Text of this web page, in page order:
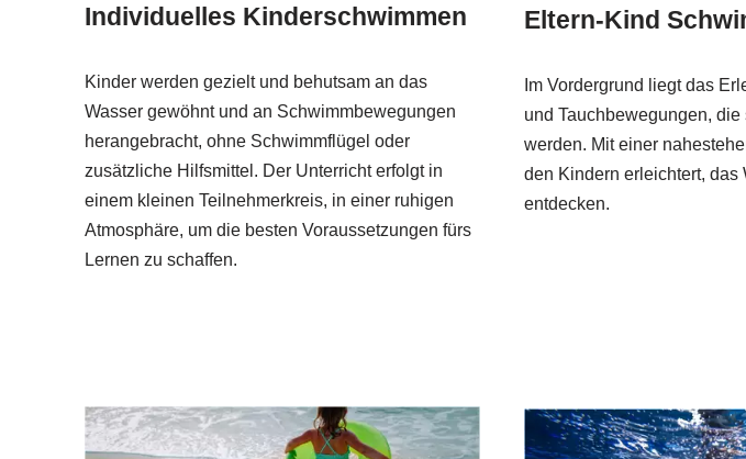
Individuelles Kinderschwimmen
Kinder werden gezielt und behutsam an das
Wasser gewöhnt und an Schwimmbewegungen
herangebracht, ohne Schwimmflügel oder
zusätzliche Hilfsmittel. Der Unterricht erfolgt in
einem kleinen Teilnehmerkreis, in einer ruhigen
Atmosphäre, um die besten Voraussetzungen fürs
Lernen zu schaffen.
Eltern-Kind
Im Vordergrund liegt das
und Tauchbewegungen,
werden. Mit einer
den Kindern erleichtert, das
entdecken.